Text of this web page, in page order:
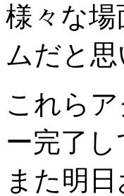
様々な
ムだと思
これら
ー完了
また明